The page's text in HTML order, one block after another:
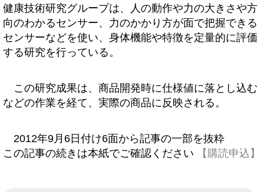
健康技術研究グループは、人の動作や力の大きさや方
向のわかるセンサー、力のかかり方が面で把握できる
センサーなどを使い、身体機能や特徴を定量的に評価
する研究を行っている。
この研究成果は、商品開発時に仕様値に落とし込む
などの作業を経て、実際の商品に反映される。
2012年9月6日付け6面から記事の一部を抜粋
この記事の続きは本紙でご確認ください
【購読申込】